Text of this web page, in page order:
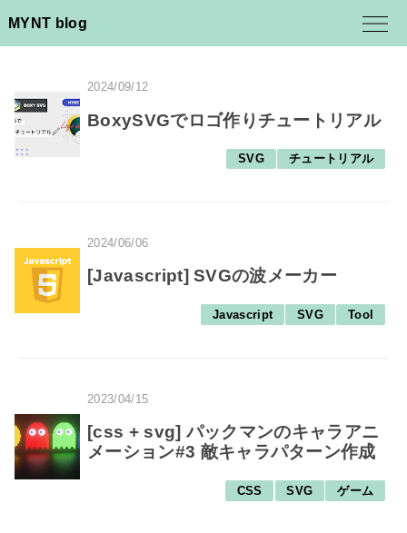
MYNT blog
2024/09/12
BoxySVGでロゴ作りチュートリアル
SVG チュートリアル
2024/06/06
[Javascript] SVGの波メーカー
Javascript SVG Tool
2023/04/15
[css + svg] パックマンのキャラアニ
メーション#3 敵キャラパターン作成
CSS SVG ゲーム